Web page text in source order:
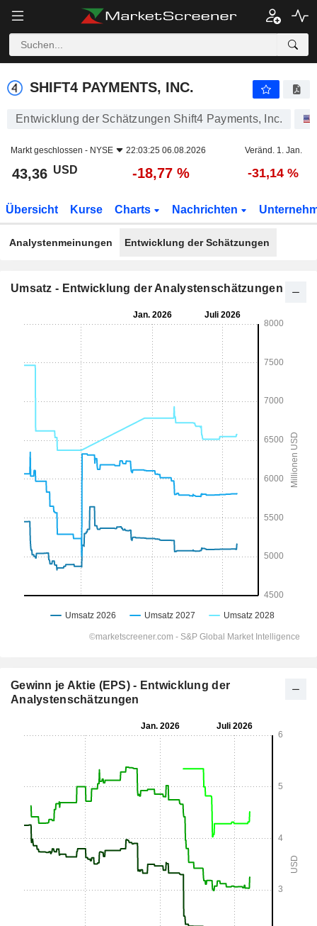
SHIFT4 PAYMENTS, INC.
SHIFT4 PAYMENTS, INC.
Entwicklung der Schätzungen Shift4 Payments, Inc.
Markt geschlossen - NYSE 22:03:25 06.08.2026 Veränd. 1. Jan.
43,36 USD -18,77 % -31,14 %
Übersicht Kurse Charts Nachrichten
Analystenmeinungen Entwicklung der Schätzungen
Umsatz - Entwicklung der Analystenschätzungen
Gewinn je Aktie (EPS) - Entwicklung der
Analystenschätzungen